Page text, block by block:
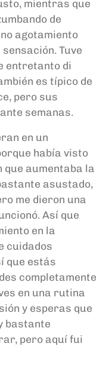
mientras que
de
agotamiento
Tuve
entretanto di
es típico de
pero sus
semanas.
en un
había visto
aumentaba la
asustado,
me dieron una
Así que
en la
cuidados
que estás
completamente
en una rutina
y esperas que
bastante
pero aquí fui